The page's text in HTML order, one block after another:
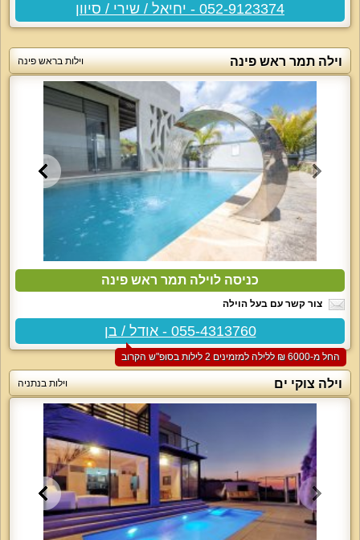
052-9123374 - יחיאל / שירי / סיוון
וילה תמר ראש פינה וילות בראש פינה
כניסה לוילה תמר ראש פינה
צור קשר עם בעל הוילה
055-4313760 - אודל / בן
החל מ-‏6000 ₪ ללילה למזמינים 2 לילות בסופ"ש הקרוב
וילה צוקי ים וילות בנתניה